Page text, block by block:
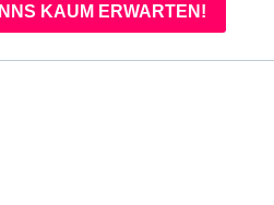
KAUM ERWARTEN!